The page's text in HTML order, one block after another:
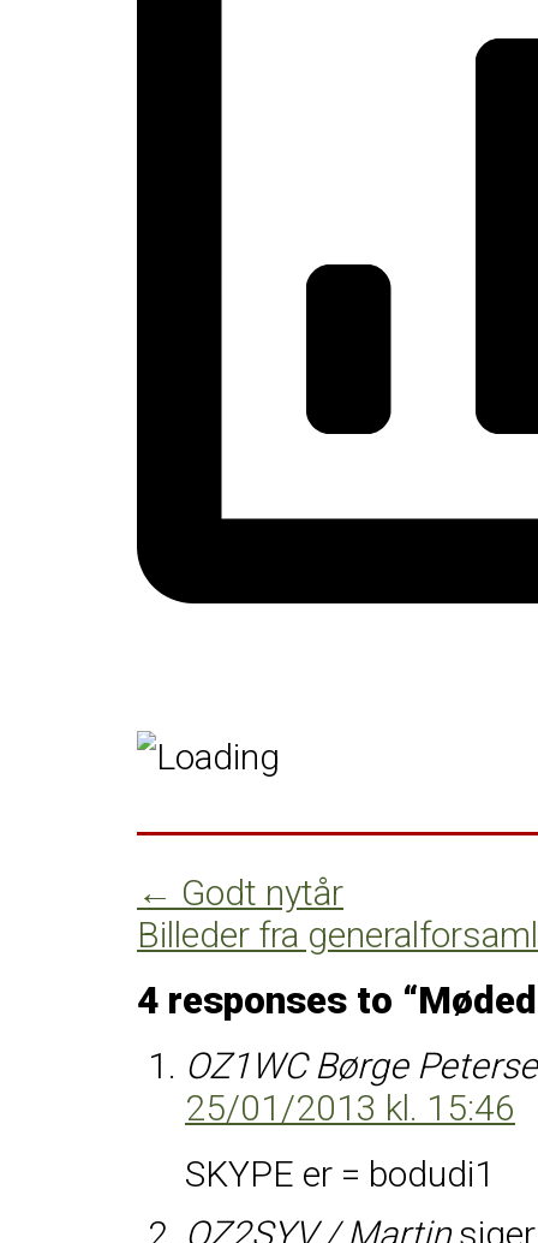
← Godt nytår
Billeder fra
4 responses to “
OZ1WC Børge
25/01/2013 kl. 15:46
SKYPE er = bodudi1
OZ2SYV / Martin